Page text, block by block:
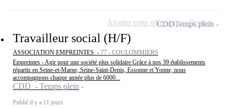
Travailleur social (H/F)
ASSOCIATION EMPREINTES - 77 - COULOMMIERS
Empreintes - Agir pour une société plus solidaire Grâce à nos 39 établissements
répartis en Seine-et-Marne, Seine-Saint-Denis, Essonne et Yonne, nous
accompagnons chaque année plus de 6000...
CDD - Temps plein
Publié il y a 11 jours
CDDTemps plein
Ajouter cette offre à ma sélection